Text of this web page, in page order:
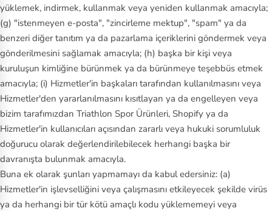
yüklemek, indirmek, kullanmak veya yeniden kullanmak amacıyla;
(g) "istenmeyen e-posta", "zincirleme mektup", "spam" ya da
benzeri diğer tanıtım ya da pazarlama içeriklerini göndermek veya
gönderilmesini sağlamak amacıyla; (h) başka bir kişi veya
kuruluşun kimliğine bürünmek ya da bürünmeye teşebbüs etmek
amacıyla; (i) Hizmetler'in başkaları tarafından kullanılmasını veya
Hizmetler'den yararlanılmasını kısıtlayan ya da engelleyen veya
bizim tarafımızdan Triathlon Spor Ürünleri, Shopify ya da
Hizmetler'in kullanıcıları açısından zararlı veya hukuki sorumluluk
doğurucu olarak değerlendirilebilecek herhangi başka bir
davranışta bulunmak amacıyla.
Buna ek olarak şunları yapmamayı da kabul edersiniz: (a)
Hizmetler'in işlevselliğini veya çalışmasını etkileyecek şekilde virüs
ya da herhangi bir tür kötü amaçlı kodu yüklememeyi veya